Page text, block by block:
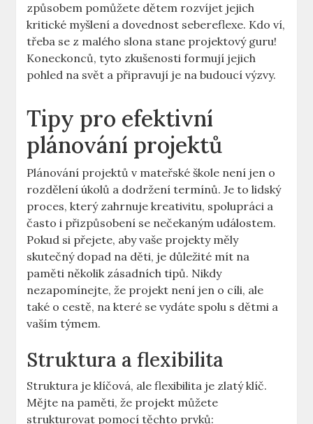
způsobem pomůžete dětem rozvíjet jejich
kritické myšlení a dovednost sebereflexe. Kdo ví,
třeba se z malého slona stane projektový guru!
Koneckonců, tyto zkušenosti formují jejich
pohled na svět a připravují je na budoucí výzvy.
Tipy pro efektivní
plánování projektů
Plánování projektů v mateřské škole není jen o
rozdělení úkolů a dodržení termínů. Je to lidský
proces, který zahrnuje kreativitu, spolupráci a
často i přizpůsobení se nečekaným událostem.
Pokud si přejete, aby vaše projekty měly
skutečný dopad na děti, je důležité mít na
paměti několik zásadních tipů. Nikdy
nezapomínejte, že projekt není jen o cíli, ale
také o cestě, na které se vydáte spolu s dětmi a
vaším týmem.
Struktura a flexibilita
Struktura je klíčová, ale flexibilita je zlatý klíč.
Mějte na paměti, že projekt můžete
strukturovat pomocí těchto prvků: